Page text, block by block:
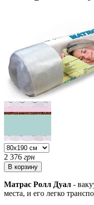
2 376 грн
Матрас Ролл Дуал -
места, и его легко